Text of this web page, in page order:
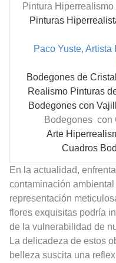
Pintura
Pinturas
Paco Yuste,
Bodegones de
Realismo Pinturas
Bodegones con
Bodegones con
Arte
Cuadros
En la actualidad,
contaminación
representación
flores exquisitas podría
de la vulnerabilidad de
La delicadeza de estos
belleza suscita una